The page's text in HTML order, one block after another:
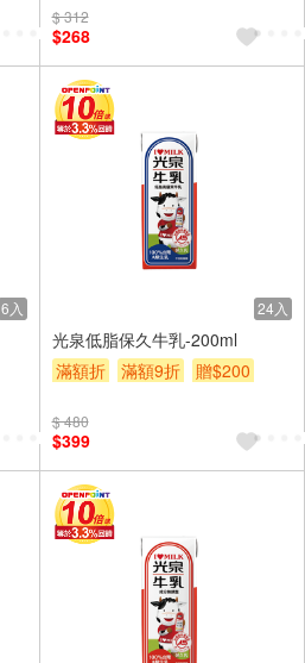
$ 312
$268
6入 24入
光泉低脂保久牛乳-200ml
滿額折
滿額9折 贈$200
$ 480
$399